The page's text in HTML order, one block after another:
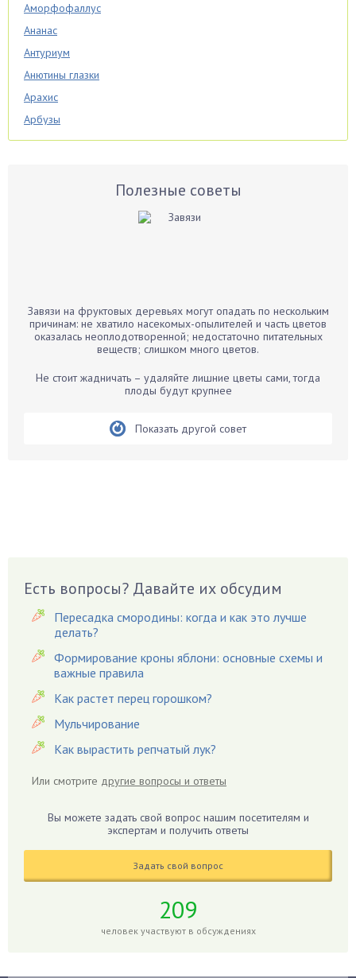
Аморфофаллус
Ананас
Антуриум
Анютины глазки
Арахис
Арбузы
Аспарагус
Бархатцы
Бегония
Бирючина
Вишня
Вредители
Гардения
Гацания
Гвоздики
Георгины
Герань
Гиацинт
Гиппеаструм
Годжи
Голубика
Полезные советы
Завязи на фруктовых деревьях могут опадать по нескольким
причинам: не хватило насекомых-опылителей и часть цветов
оказалась неоплодотворенной; недостаточно питательных
веществ; слишком много цветов.
Не стоит жадничать – удаляйте лишние цветы сами, тогда
плоды будут крупнее
Показать другой совет
Есть вопросы? Давайте их обсудим
Пересадка смородины: когда и как это лучше
делать?
Формирование кроны яблони: основные схемы и
важные правила
Как растет перец горошком?
Мульчирование
Как вырастить репчатый лук?
Или смотрите другие вопросы и ответы
Вы можете задать свой вопрос нашим посетителям и
экспертам и получить ответы
Задать свой вопрос
209
человек участвуют в обсуждениях